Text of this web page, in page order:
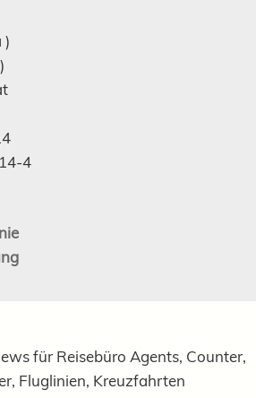
)
)
4
für Reisebüro Agents, Counter,
Fluglinien, Kreuzfahrten